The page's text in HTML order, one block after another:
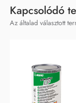
Kapcsolódó
Az általad választott